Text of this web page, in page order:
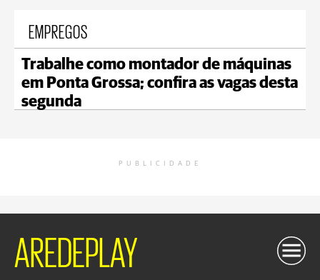
EMPREGOS
Trabalhe como montador de máquinas
em Ponta Grossa; confira as vagas desta
segunda
PUBLICIDADE
AREDEPLAY